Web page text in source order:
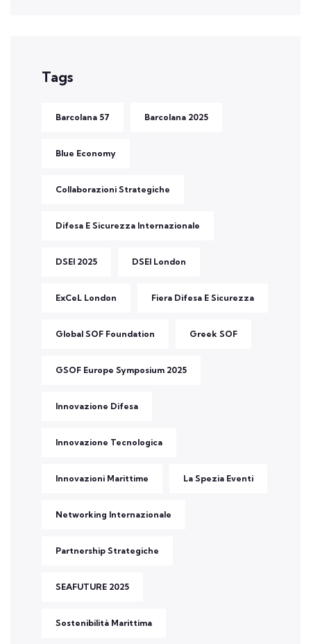
Tags
Barcolana 57 Barcolana 2025
Blue Economy
Collaborazioni Strategiche
Difesa E Sicurezza Internazionale
DSEI 2025 DSEI London
ExCeL London Fiera Difesa E Sicurezza
Global SOF Foundation Greek SOF
GSOF Europe Symposium 2025
Innovazione Difesa
Innovazione Tecnologica
Innovazioni Marittime La Spezia Eventi
Networking Internazionale
Partnership Strategiche
SEAFUTURE 2025
Sostenibilità Marittima